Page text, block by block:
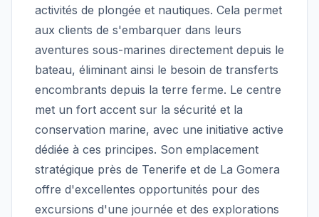
activités de plongée et nautiques. Cela permet
aux clients de s'embarquer dans leurs
aventures sous-marines directement depuis le
bateau, éliminant ainsi le besoin de transferts
encombrants depuis la terre ferme. Le centre
met un fort accent sur la sécurité et la
conservation marine, avec une initiative active
dédiée à ces principes. Son emplacement
stratégique près de Tenerife et de La Gomera
offre d'excellentes opportunités pour des
excursions d'une journée et des explorations